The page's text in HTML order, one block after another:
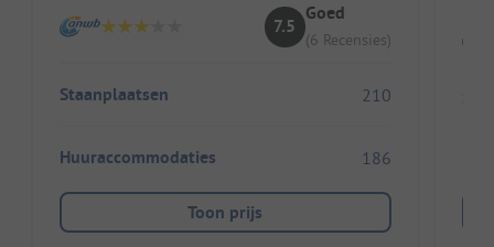
7.5
Goed
(6 Recensies)
Staanplaatsen 210
Huuraccommodaties 186
Toon prijs